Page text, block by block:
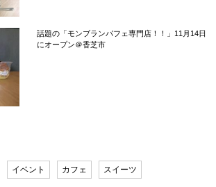
話題の「モンブランパフェ専門店！！」11月14日
にオープン＠香芝市
イベント カフェ スイーツ